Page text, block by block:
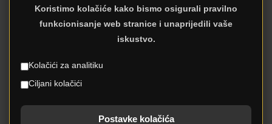
Koristimo kolačiće kako bismo osigurali pravilno
funkcionisanje web stranice i unaprijedili vaše
iskustvo.
Kolačići za analitiku
Ciljani kolačići
Postavke kolačića